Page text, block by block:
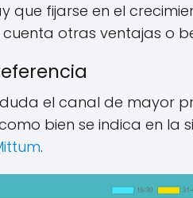
que fijarse en el
otras ventajas o
duda el canal de mayor
bien se indica en la
.